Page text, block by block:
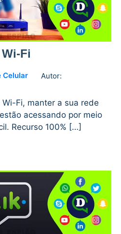
Fi
Celular
Autor:
Fi, manter a sua rede
acessando por meio
Recurso 100% […]